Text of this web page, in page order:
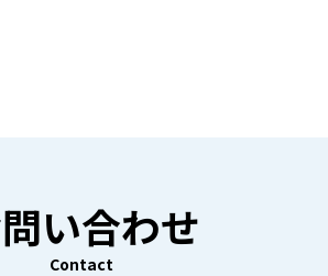
い合わせ
Contact